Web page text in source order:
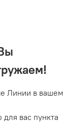
Линии в вашем
вас пункта